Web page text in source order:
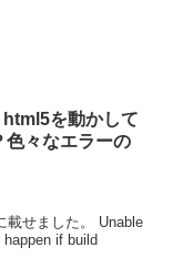
を動かして
々なエラーの
載せました。 Unable
if build